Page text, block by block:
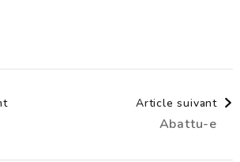
Article suivant
Abattu-e